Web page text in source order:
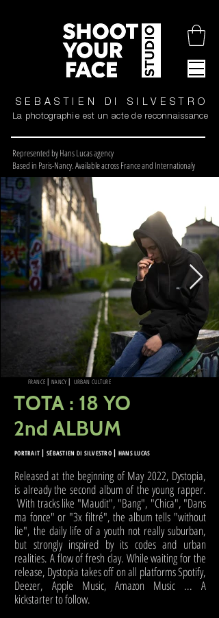
SEBASTIEN DI SILVESTRO
La photographie est un acte de reconnaissance
Represented by Hans Lucas agency
Based in Paris-Nancy. Available across France and Internationaly
FRANCE NANCY URBAN CULTURE
TOTA : 18 YO
2nd ALBUM
PORTRAIT ⎮ SÉBASTIEN DI SILVESTRO ⎮ HANS LUCAS
Released at the beginning of May 2022, Dystopia,
is already the second album of the young rapper.
With tracks like "Maudit", "Bang", "Chica", "Dans
ma fonce" or "3x filtré", the album tells "without
lie", the daily life of a youth not really suburban,
but strongly inspired by its codes and urban
realities. A flow of fresh clay. While waiting for the
release, Dystopia takes off on all platforms Spotify,
Deezer, Apple Music, Amazon Music ... A
kickstarter to follow.